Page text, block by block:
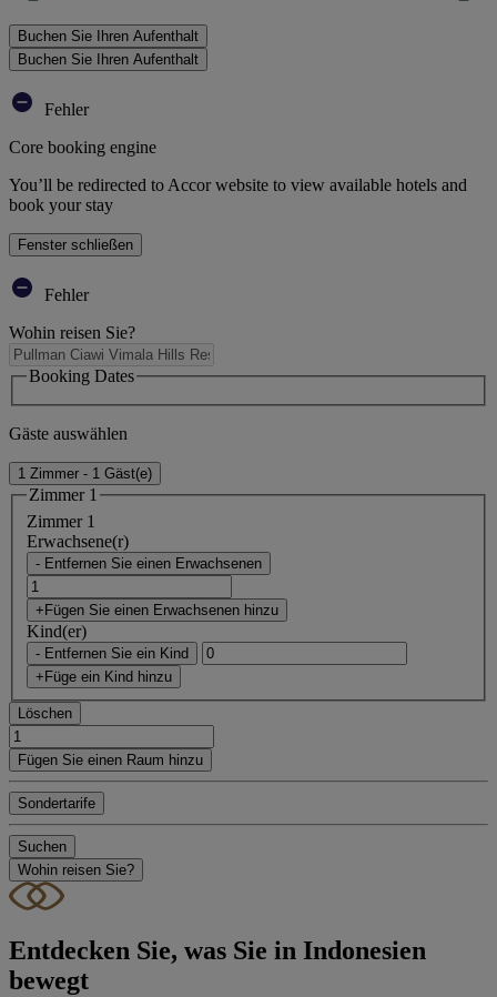
Buchen Sie Ihren Aufenthalt
Buchen Sie Ihren Aufenthalt
Fehler
Core booking engine
You’ll be redirected to Accor website to view available hotels and
book your stay
Fenster schließen
Fehler
Wohin reisen Sie?
Booking Dates
Gäste auswählen
1 Zimmer - 1 Gäst(e)
Zimmer 1
Zimmer 1
Erwachsene(r)
- Entfernen Sie einen Erwachsenen
+Fügen Sie einen Erwachsenen hinzu
Kind(er)
- Entfernen Sie ein Kind
+Füge ein Kind hinzu
Löschen
Fügen Sie einen Raum hinzu
Sondertarife
Suchen
Wohin reisen Sie?
Entdecken Sie, was Sie in Indonesien
bewegt